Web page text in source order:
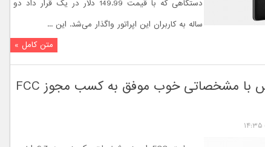
دستگاهی که با قیمت 149.99 دلار در یک قرار داد دو
ساله به کاربران این اپراتور واگذار می‌شد. این ...
متن کامل »
زن پد 9.7 اینچی ایسوس با مشخصاتی خوب موفق به کسب مجوز FCC